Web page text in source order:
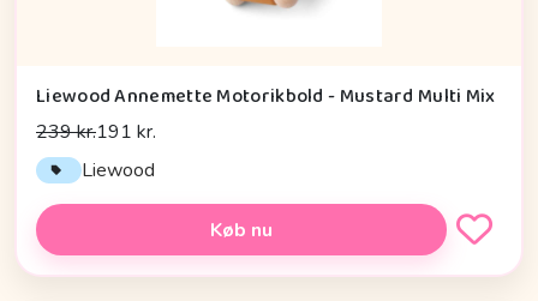
Liewood Annemette Motorikbold - Mustard Multi Mix
239 kr.191 kr.
Liewood
Køb nu